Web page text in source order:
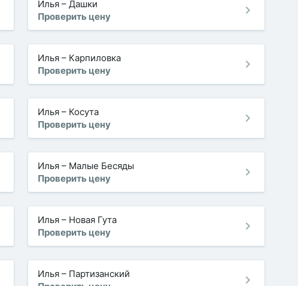
Илья –Дашки
Проверить цену
Илья – Карпиловка
Проверить цену
Илья – Косута
Проверить цену
Илья – Малые Бесяды
Проверить цену
Илья – Новая Гута
Проверить цену
Илья – Партизанский